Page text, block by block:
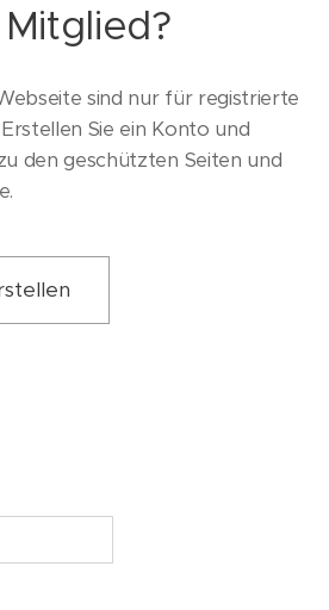
sind nur für registrierte
Sie ein Konto und
den geschützten Seiten und